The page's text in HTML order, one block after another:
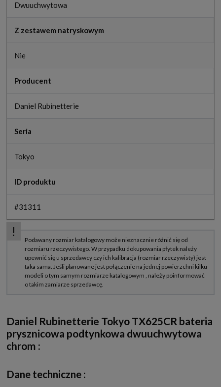
Dwuuchwytowa
Z zestawem natryskowym
Nie
Producent
Daniel Rubinetterie
Seria
Tokyo
ID produktu
#31311
Daniel Rubinetterie Tokyo TX625CR bateria
prysznicowa podtynkowa dwuuchwytowa
chrom :
Dane techniczne :